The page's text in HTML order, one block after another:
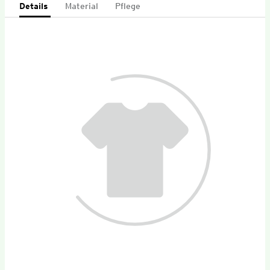
Details Material Pflege